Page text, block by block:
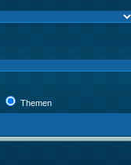
Themen